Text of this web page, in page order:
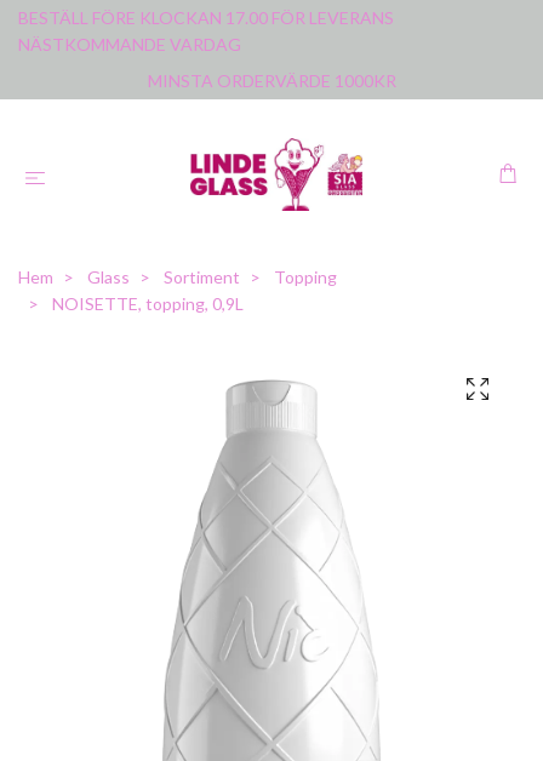
BESTÄLL FÖRE KLOCKAN 17.00 FÖR LEVERANS
NÄSTKOMMANDE VARDAG
MINSTA ORDERVÄRDE 1000KR
Hem Glass Sortiment
Topping
NOISETTE, topping, 0,9L